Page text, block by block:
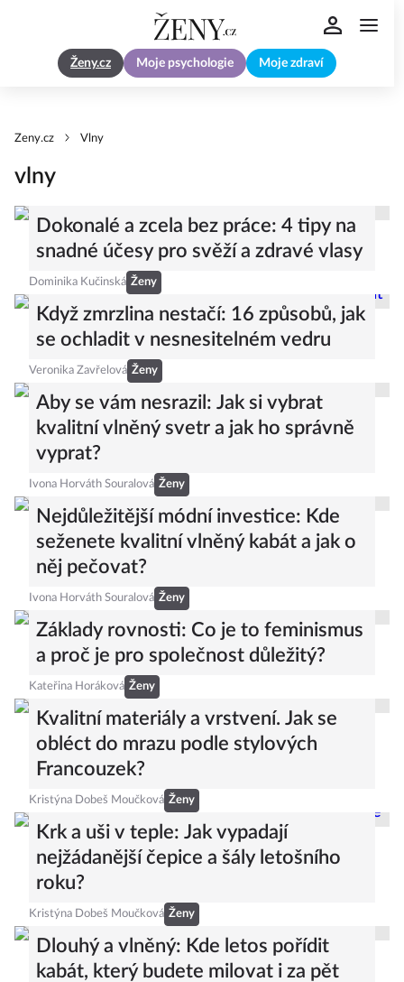
Ženy.cz Moje psychologie Moje zdraví
Zeny.cz Vlny
vlny
Dokonalé a zcela bez práce: 4 tipy na
snadné účesy pro svěží a zdravé vlasy
Dominika Kučinská Ženy
Když zmrzlina nestačí: 16 způsobů, jak
se ochladit v nesnesitelném vedru
Veronika Zavřelová Ženy
Aby se vám nesrazil: Jak si vybrat
kvalitní vlněný svetr a jak ho správně
vyprat?
Ivona Horváth Souralová Ženy
Nejdůležitější módní investice: Kde
seženete kvalitní vlněný kabát a jak o
něj pečovat?
Ivona Horváth Souralová Ženy
Základy rovnosti: Co je to feminismus
a proč je pro společnost důležitý?
Kateřina Horáková Ženy
Kvalitní materiály a vrstvení. Jak se
obléct do mrazu podle stylových
Francouzek?
Kristýna Dobeš Moučková Ženy
Krk a uši v teple: Jak vypadají
nejžádanější čepice a šály letošního
roku?
Kristýna Dobeš Moučková Ženy
Dlouhý a vlněný: Kde letos pořídit
kabát, který budete milovat i za pět